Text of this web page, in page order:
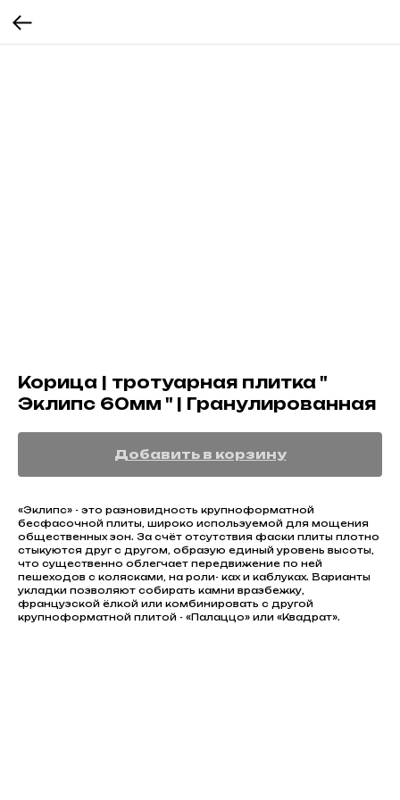
Корица | тротуарная плитка "
Эклипс 60мм " | Гранулированная
Добавить в корзину
«Эклипс» - это разновидность крупноформатной
бесфасочной плиты, широко используемой для мощения
общественных зон. За счёт отсутствия фаски плиты плотно
стыкуются друг с другом, образую единый уровень высоты,
что существенно облегчает передвижение по ней
пешеходов с колясками, на роли- ках и каблуках. Варианты
укладки позволяют собирать камни вразбежку,
французской ёлкой или комбинировать с другой
крупноформатной плитой - «Палаццо» или «Квадрат».